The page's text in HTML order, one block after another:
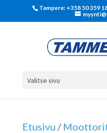
Tampere: +358 50 359
Valitse sivu
Etusivu /